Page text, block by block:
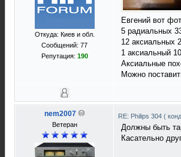
Откуда: Киев и обл.
Сообщений: 77
Репутация: 190
Евгений вот
5 радиальных
12 аксиальных
1 аксиальный
Аксиальные
Можно
nem2007
Ветеран
RE: Philips 304 (
Должны быть
Касательно